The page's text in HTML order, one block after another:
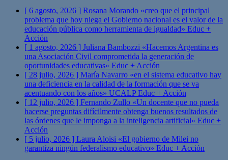
[ 6 agosto, 2026 ] Rosana Morando «creo que el principal
problema que hoy niega el Gobierno nacional es el valor de la
educación pública como herramienta de igualdad» Educ +
Acción
[ 1 agosto, 2026 ] Juliana Bambozzi «Hacemos Argentina es
una Asociación Civil comprometida la generación de
oportunidades educativas» Educ + Acción
[ 28 julio, 2026 ] María Navarro «en el sistema educativo hay
una deficiencia en la calidad de la formación que se va
acentuando con los años» UCALPEduc + Acción
[ 12 julio, 2026 ] Fernando Zullo «Un docente que no pueda
hacerse preguntas difícilmente obtenga buenos resultados de
las órdenes que le imponga a la inteligencia artificial» Educ +
Acción
[ 5 julio, 2026 ] Laura Aloisi «El gobierno de Milei no
garantiza ningún federalismo educativo» Educ + Acción